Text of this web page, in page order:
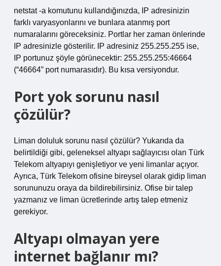
netstat -a komutunu kullandığınızda, IP adresinizin
farklı varyasyonlarını ve bunlara atanmış port
numaralarını göreceksiniz. Portlar her zaman önlerinde
IP adresinizle gösterilir. IP adresiniz 255.255.255 ise,
IP portunuz şöyle görünecektir: 255.255.255:46664
(“46664” port numarasıdır). Bu kısa versiyondur.
Port yok sorunu nasıl
çözülür?
Liman doluluk sorunu nasıl çözülür? Yukarıda da
belirtildiği gibi, geleneksel altyapı sağlayıcısı olan Türk
Telekom altyapıyı genişletiyor ve yeni limanlar açıyor.
Ayrıca, Türk Telekom ofisine bireysel olarak gidip liman
sorununuzu oraya da bildirebilirsiniz. Ofise bir talep
yazmanız ve liman ücretlerinde artış talep etmeniz
gerekiyor.
Altyapı olmayan yere
internet bağlanır mı?